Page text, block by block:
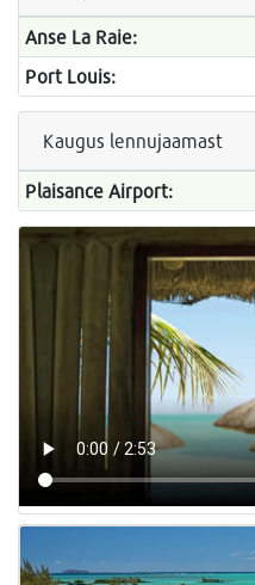
Anse La Raie:
Port Louis:
Kaugus lennujaamast
Plaisance Airport: